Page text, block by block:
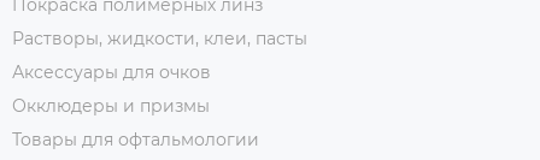
Покраска полимерных линз
Растворы, жидкости, клеи, пасты
Аксессуары для очков
Окклюдеры и призмы
Товары для офтальмологии